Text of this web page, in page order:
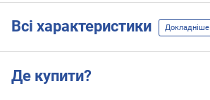
Всі характеристики Докладніше
Де купити?